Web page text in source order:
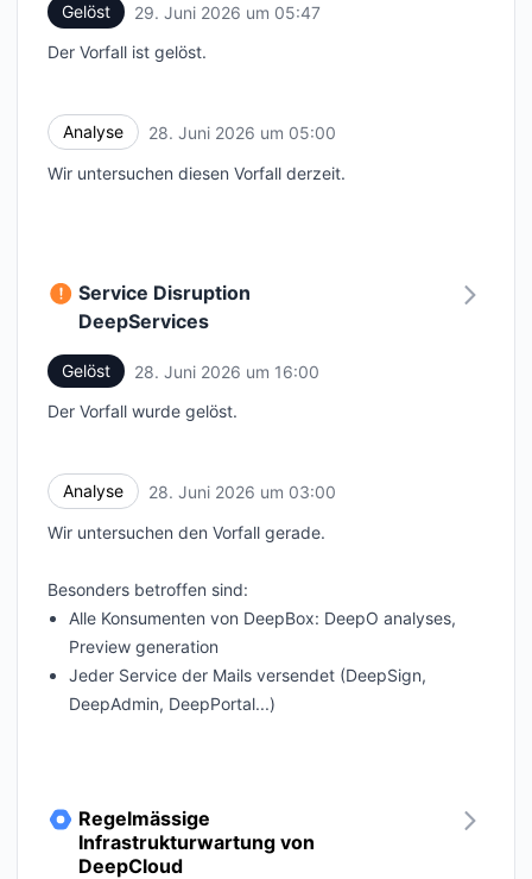
Gelöst 29. Juni 2026 um 05:47
Der Vorfall ist gelöst.
Analyse 28. Juni 2026 um 05:00
Wir untersuchen diesen Vorfall derzeit.
Service Disruption
DeepServices
Gelöst 28. Juni 2026 um 16:00
Der Vorfall wurde gelöst.
Analyse 28. Juni 2026 um 03:00
Wir untersuchen den Vorfall gerade.
Besonders betroffen sind:
Alle Konsumenten von DeepBox: DeepO analyses,
Preview generation
Jeder Service der Mails versendet (DeepSign,
DeepAdmin, DeepPortal...)
Regelmässige
Infrastrukturwartung von
DeepCloud